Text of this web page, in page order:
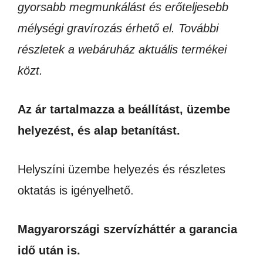
gyorsabb megmunkálást és erőteljesebb
mélységi gravírozás érhető el. További
részletek a webáruház aktuális termékei
közt.
Az ár tartalmazza a beállítást, üzembe
helyezést, és alap betanítást.
Helyszíni üzembe helyezés és részletes
oktatás is igényelhető.
Magyarországi szervízháttér a garancia
idő után is.